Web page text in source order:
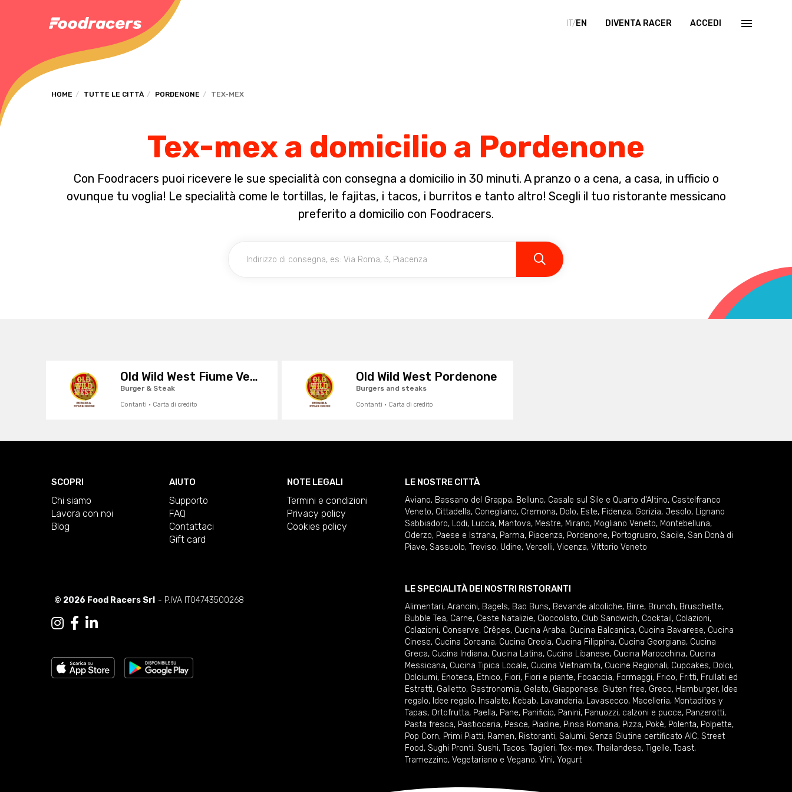
IT/EN DIVENTA RACER ACCEDI
HOME TUTTE LE CITTÀ PORDENONE TEX-MEX
Tex-mex a domicilio a Pordenone
Con Foodracers puoi ricevere le sue specialità con consegna a domicilio in 30 minuti. A pranzo o a cena, a casa, in ufficio o
ovunque tu voglia! Le specialità come le tortillas, le fajitas, i tacos, i burritos e tanto altro! Scegli il tuo ristorante messicano
preferito a domicilio con Foodracers.
Old Wild West Fiume Veneto
Burger & Steak
Contanti · Carta di credito
Old Wild West Pordenone
Burgers and steaks
Contanti · Carta di credito
SCOPRI
Chi siamo
Lavora con noi
Blog
AIUTO
Supporto
FAQ
Contattaci
Gift card
NOTE LEGALI
Termini e condizioni
Privacy policy
Cookies policy
© 2026 Food Racers Srl - P.IVA IT04743500268
LE NOSTRE CITTÀ
Aviano, Bassano del Grappa, Belluno, Casale sul Sile e Quarto d'Altino, Castelfranco
Veneto, Cittadella, Conegliano, Cremona, Dolo, Este, Fidenza, Gorizia, Jesolo, Lignano
Sabbiadoro, Lodi, Lucca, Mantova, Mestre, Mirano, Mogliano Veneto, Montebelluna,
Oderzo, Paese e Istrana, Parma, Piacenza, Pordenone, Portogruaro, Sacile, San Donà di
Piave, Sassuolo, Treviso, Udine, Vercelli, Vicenza, Vittorio Veneto
LE SPECIALITÀ DEI NOSTRI RISTORANTI
Alimentari, Arancini, Bagels, Bao Buns, Bevande alcoliche, Birre, Brunch, Bruschette,
Bubble Tea, Carne, Ceste Natalizie, Cioccolato, Club Sandwich, Cocktail , Colazioni,
Colazioni, Conserve, Crêpes, Cucina Araba, Cucina Balcanica, Cucina Bavarese, Cucina
Cinese, Cucina Coreana, Cucina Creola, Cucina Filippina, Cucina Georgiana, Cucina
Greca, Cucina Indiana, Cucina Latina, Cucina Libanese, Cucina Marocchina, Cucina
Messicana, Cucina Tipica Locale, Cucina Vietnamita, Cucine Regionali, Cupcakes, Dolci,
Dolciumi, Enoteca, Etnico, Fiori, Fiori e piante, Focaccia, Formaggi, Frico, Fritti, Frullati ed
Estratti, Galletto, Gastronomia, Gelato, Giapponese, Gluten free, Greco, Hamburger, Idee
regalo, Idee regalo, Insalate, Kebab, Lavanderia, Lavasecco, Macelleria, Montaditos y
Tapas, Ortofrutta, Paella, Pane, Panificio, Panini, Panuozzi, calzoni e pucce, Panzerotti,
Pasta fresca, Pasticceria, Pesce, Piadine, Pinsa Romana, Pizza, Pokè, Polenta, Polpette,
Pop Corn, Primi Piatti, Ramen, Ristoranti, Salumi, Senza Glutine certificato AIC, Street
Food, Sughi Pronti, Sushi, Tacos, Taglieri, Tex-mex, Thailandese, Tigelle, Toast,
Tramezzino, Vegetariano e Vegano, Vini, Yogurt